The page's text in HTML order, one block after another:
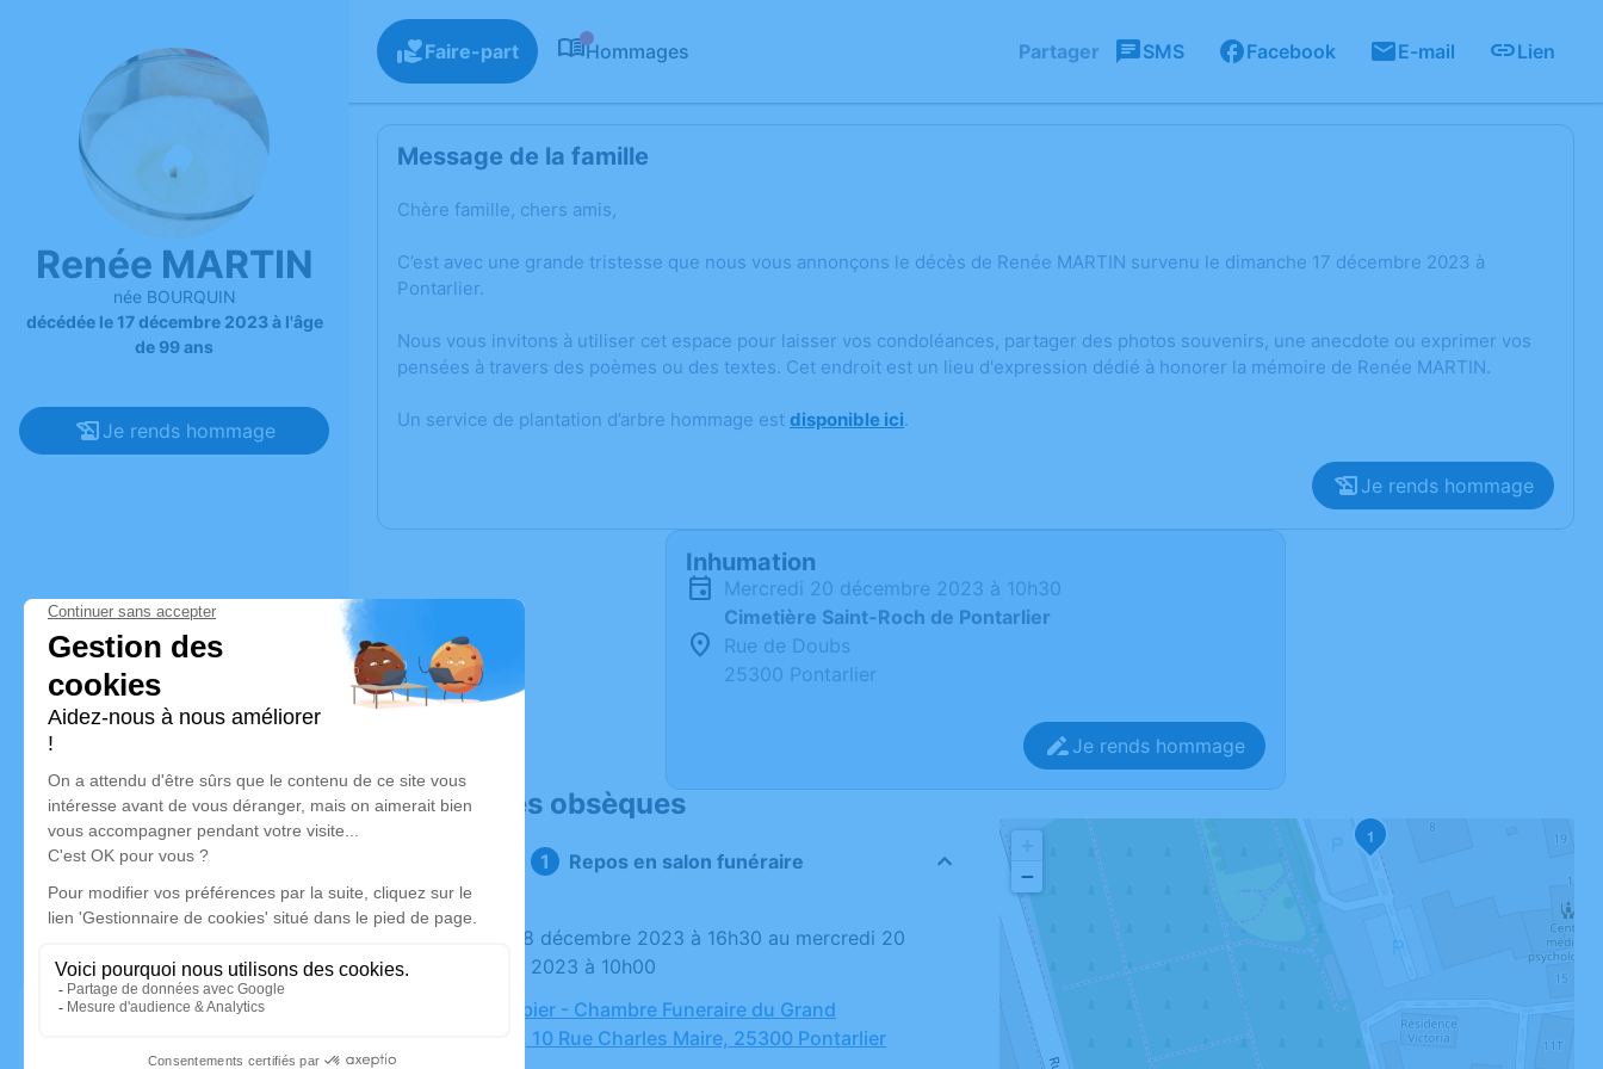
Renée MARTIN
née BOURQUIN
décédée le 17 décembre 2023 à l'âge
de 99 ans
Je rends hommage
Faire-part Hommages Partager SMS Facebook E-mail Lien
Message de la famille
Chère famille, chers amis,
C’est avec une grande tristesse que nous vous annonçons le décès de Renée MARTIN survenu le dimanche 17 décembre 2023 à
Pontarlier.
Nous vous invitons à utiliser cet espace pour laisser vos condoléances, partager des photos souvenirs, une anecdote ou exprimer vos
pensées à travers des poèmes ou des textes. Cet endroit est un lieu d'expression dédié à honorer la mémoire de Renée MARTIN.
Un service de plantation d’arbre hommage est disponible ici.
Je rends hommage
Inhumation
mercredi 20 décembre 2023 à 10h30
Cimetière Saint-Roch de Pontarlier
Rue de Doubs
25300 Pontarlier
Je rends hommage
Déroulé des obsèques
Repos en salon funéraire
décembre 2023 à 10h00
Salon Sorbier - Chambre Funeraire du Grand
Pontarlier, 10 Rue Charles Maire, 25300 Pontarlier
1
−